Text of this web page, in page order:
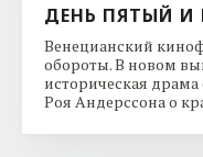
ДЕНЬ ПЯТЫЙ И
Венецианский
обороты. В новом
историческая
Роя Андерссона о